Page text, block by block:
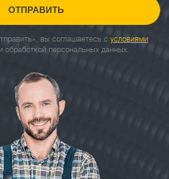
ОТПРАВИТЬ
вы соглашаетесь с условиями
и обработкой персональных данных.